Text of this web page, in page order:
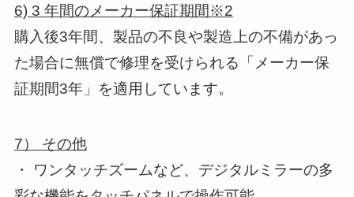
6) 3 年間のメーカー保証期間※2
購入後3年間、製品の不良や製造上の不備があっ
た場合に無償で修理を受けられる「メーカー保
証期間3年」を適用しています。
7） その他
・ ワンタッチズームなど、デジタルミラーの多